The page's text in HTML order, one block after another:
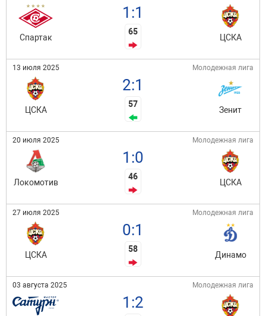
Спартак
1:1
65
ЦСКА
13 июля 2025 Молодежная лига
ЦСКА
2:1
57
Зенит
20 июля 2025 Молодежная лига
Локомотив
1:0
46
ЦСКА
27 июля 2025 Молодежная лига
ЦСКА
0:1
58
Динамо
03 августа 2025 Молодежная лига
1:2